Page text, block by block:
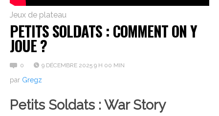
Jeux de plateau
PETITS SOLDATS : COMMENT ON Y
JOUE ?
0 9 DÉCEMBRE 2025 9 H 00 MIN
par Gregz
Petits Soldats : War Story